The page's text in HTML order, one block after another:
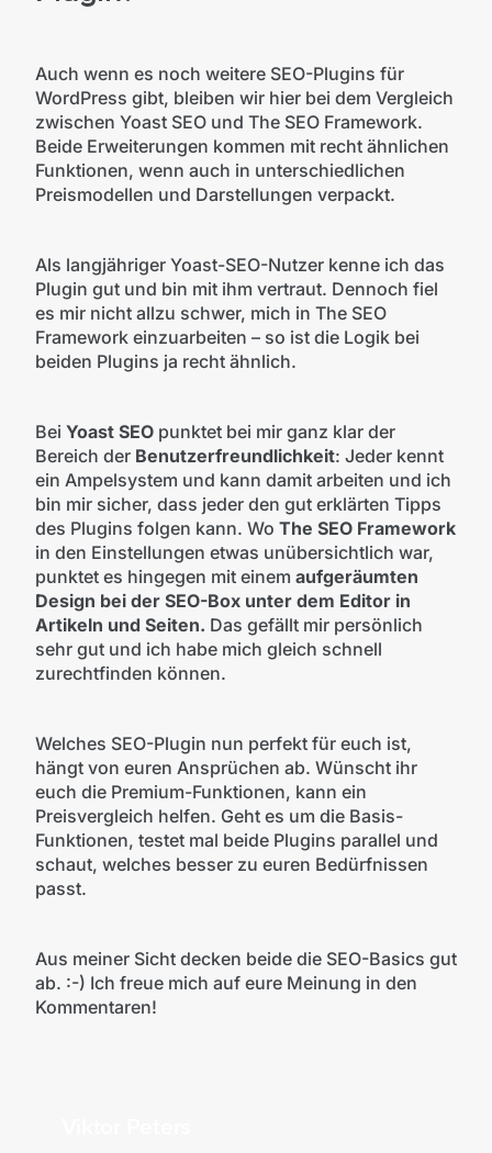
Auch wenn es noch weitere SEO-Plugins für
WordPress gibt, bleiben wir hier bei dem Vergleich
zwischen Yoast SEO und The SEO Framework.
Beide Erweiterungen kommen mit recht ähnlichen
Funktionen, wenn auch in unterschiedlichen
Preismodellen und Darstellungen verpackt.
Als langjähriger Yoast-SEO-Nutzer kenne ich das
Plugin gut und bin mit ihm vertraut. Dennoch fiel
es mir nicht allzu schwer, mich in The SEO
Framework einzuarbeiten – so ist die Logik bei
beiden Plugins ja recht ähnlich.
Bei Yoast SEOpunktet bei mir ganz klar der
Bereich der Benutzerfreundlichkeit: Jeder kennt
ein Ampelsystem und kann damit arbeiten und ich
bin mir sicher, dass jeder den gut erklärten Tipps
des Plugins folgen kann. Wo The SEO Framework
in den Einstellungen etwas unübersichtlich war,
punktet es hingegen mit einem aufgeräumten
Design bei der SEO-Box unter dem Editor in
Artikeln und Seiten. Das gefällt mir persönlich
sehr gut und ich habe mich gleich schnell
zurechtfinden können.
Welches SEO-Plugin nun perfekt für euch ist,
hängt von euren Ansprüchen ab. Wünscht ihr
euch die Premium-Funktionen, kann ein
Preisvergleich helfen. Geht es um die Basis-
Funktionen, testet mal beide Plugins parallel und
schaut, welches besser zu euren Bedürfnissen
passt.
Aus meiner Sicht decken beide die SEO-Basics gut
ab. :-) Ich freue mich auf eure Meinung in den
Kommentaren!